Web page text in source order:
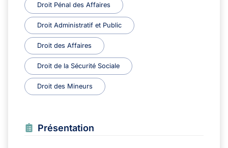
Droit Pénal des Affaires
Droit Administratif et Public
Droit des Affaires
Droit de la Sécurité Sociale
Droit des Mineurs
Présentation